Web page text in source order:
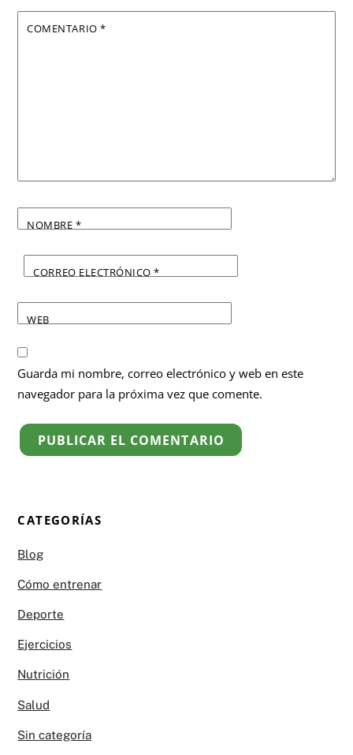
COMENTARIO*
NOMBRE *
CORREO ELECTRÓNICO*
WEB
Guarda mi nombre, correo electrónico y web en este
navegador para la próxima vez que comente.
CATEGORÍAS
Blog
Cómo entrenar
Deporte
Ejercicios
Nutrición
Salud
Sin categoría